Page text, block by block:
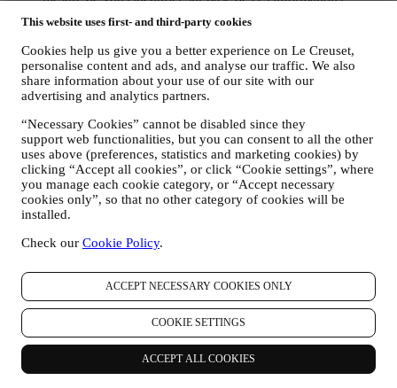
This website uses first- and third-party cookies
Cookies help us give you a better experience on Le Creuset,
personalise content and ads, and analyse our traffic. We also
share information about your use of our site with our
advertising and analytics partners.
“Necessary Cookies” cannot be disabled since they
support web functionalities, but you can consent to all the other
uses above (preferences, statistics and marketing cookies) by
clicking “Accept all cookies”, or click “Cookie settings”, where
you manage each cookie category, or “Accept necessary
cookies only”, so that no other category of cookies will be
installed.
Check our Cookie Policy.
ACCEPT NECESSARY COOKIES ONLY
COOKIE SETTINGS
ACCEPT ALL COOKIES
votre feedback, vos demandes, réclamations, questions ou
interactions avec nous (par exemple vos messages, chats,
posts sur les réseaux sociaux, e-mails ou appels
téléphoniques).
Les données personnelles vous concernant, que nous collectons
lorsque vous utilisez le Site web ou lorsque vous nous fournissez de
toute autre façon une quelconque information d’identification
personnelle, sont dûment protégées et vos droits au respect de la vie
privée sont expliqués sous le paragraphe 8 ci-dessous.
2. QUI RECUEILLE VOS DONNEES PERSONNELLES ?
Le contrôleur des données relatives aux services d’e-commerce
proposés sur le Site web est Le Creuset Benelux SA, dont le siège
social est établi à Le Creuset Benelux SA, 4 Rue de la Presse, 1000
Bruxelles, Belgique.
Si vous acceptez de recevoir des communications commerciales de
notre part, vous ferez partie de la base de données des
consommateurs du groupe Le Creuset. Celle-ci est gérée
conjointement, par Le Creuset BENELUX et Group AG, dont le
siège social est situé à Neuhofstrasse 4, 6340 Baar, en Suisse. Son
représentant désigné dans l'UE est Le Creuset SL, numéro de TVA
B62153630, dont les bureaux sont situés Paseo de Gracia 9 2º,